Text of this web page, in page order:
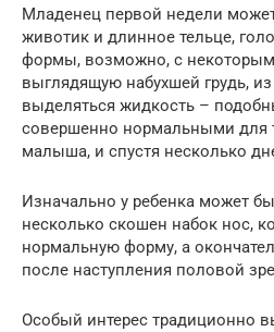
Младенец первой недели
животик и длинное тельце,
формы, возможно, с
выглядящую набухшей грудь,
выделяться жидкость –
совершенно нормальными для
малыша, и спустя несколько
Изначально у ребенка может
несколько скошен набок нос,
нормальную форму, а
после наступления половой
Особый интерес традиционно